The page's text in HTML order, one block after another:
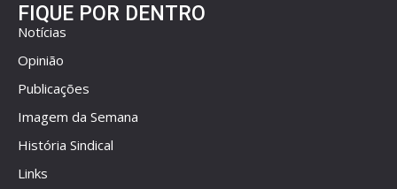
FIQUE POR DENTRO
Notícias
Opinião
Publicações
Imagem da Semana
História Sindical
Links